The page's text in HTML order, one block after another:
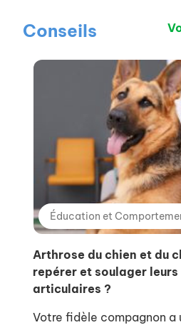
Conseils
Éducation et
Arthrose du chien et du
repérer et soulager leurs
articulaires ?
Votre fidèle compagnon a